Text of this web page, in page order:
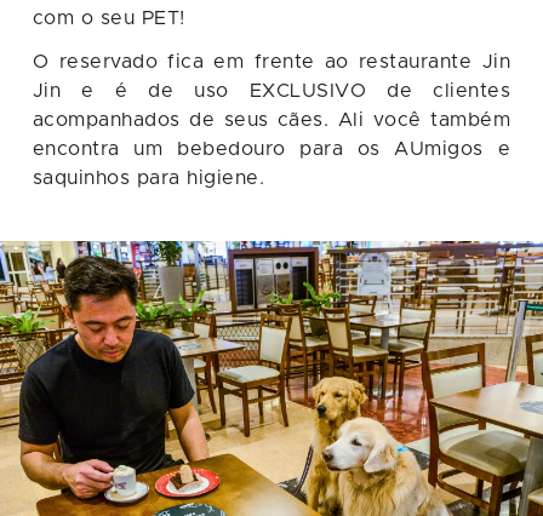
com o seu PET!
O reservado fica em frente ao restaurante Jin
Jin e é de uso EXCLUSIVO de clientes
acompanhados de seus cães. Ali você também
encontra um bebedouro para os AUmigos e
saquinhos para higiene.